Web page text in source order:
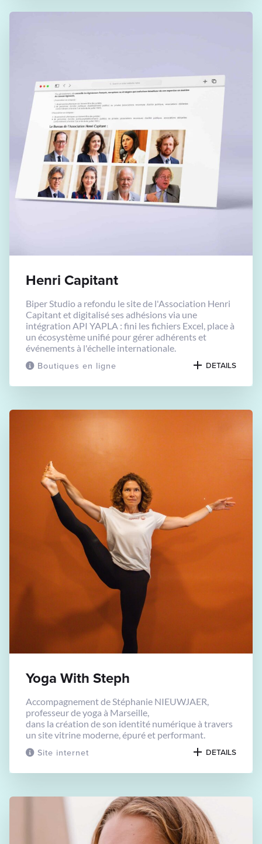
Boutiques en ligne
Henri Capitant
Biper Studio a refondu le site de l'Association Henri
Capitant et digitalisé ses adhésions via une
intégration API YAPLA : fini les fichiers Excel, place à
un écosystème unifié pour gérer adhérents et
événements à l'échelle internationale.
DETAILS
Site internet
Yoga With Steph
Accompagnement de Stéphanie NIEUWJAER,
professeur de yoga à Marseille,
dans la création de son identité numérique à travers
un site vitrine moderne, épuré et performant.
DETAILS